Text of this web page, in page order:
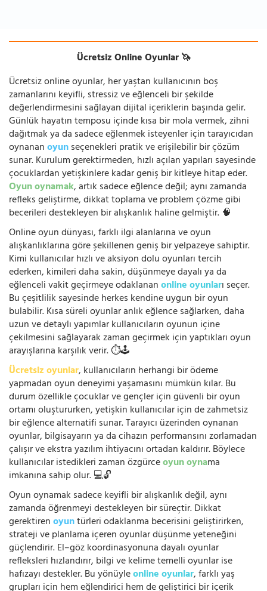
Ücretsiz Online Oyunlar 🦄
Ücretsiz online oyunlar, her yaştan kullanıcının boş
zamanlarını keyifli, stressiz ve eğlenceli bir şekilde
değerlendirmesini sağlayan dijital içeriklerin başında gelir.
Günlük hayatın temposu içinde kısa bir mola vermek, zihni
dağıtmak ya da sadece eğlenmek isteyenler için tarayıcıdan
oynananoyunseçenekleri pratik ve erişilebilir bir çözüm
sunar. Kurulum gerektirmeden, hızlı açılan yapıları sayesinde
çocuklardan yetişkinlere kadar geniş bir kitleye hitap eder.
Oyun oynamak, artık sadece eğlence değil; aynı zamanda
refleks geliştirme, dikkat toplama ve problem çözme gibi
becerileri destekleyen bir alışkanlık haline gelmiştir. 🧠
Online oyun dünyası, farklı ilgi alanlarına ve oyun
alışkanlıklarına göre şekillenen geniş bir yelpazeye sahiptir.
Kimi kullanıcılar hızlı ve aksiyon dolu oyunları tercih
ederken, kimileri daha sakin, düşünmeye dayalı ya da
eğlenceli vakit geçirmeye odaklananonline oyunları seçer.
Bu çeşitlilik sayesinde herkes kendine uygun bir oyun
bulabilir. Kısa süreli oyunlar anlık eğlence sağlarken, daha
uzun ve detaylı yapımlar kullanıcıların oyunun içine
çekilmesini sağlayarak zaman geçirmek için yaptıkları oyun
arayışlarına karşılık verir. ⏱️🕹️
Ücretsiz oyunlar, kullanıcıların herhangi bir ödeme
yapmadan oyun deneyimi yaşamasını mümkün kılar. Bu
durum özellikle çocuklar ve gençler için güvenli bir oyun
ortamı oluştururken, yetişkin kullanıcılar için de zahmetsiz
bir eğlence alternatifi sunar. Tarayıcı üzerinden oynanan
oyunlar, bilgisayarın ya da cihazın performansını zorlamadan
çalışır ve ekstra yazılım ihtiyacını ortadan kaldırır. Böylece
kullanıcılar istedikleri zaman özgürceoyun oynama
imkanına sahip olur. 💻🔓
Oyun oynamak sadece keyifli bir alışkanlık değil, aynı
zamanda öğrenmeyi destekleyen bir süreçtir. Dikkat
gerektirenoyuntürleri odaklanma becerisini geliştirirken,
strateji ve planlama içeren oyunlar düşünme yeteneğini
güçlendirir. El–göz koordinasyonuna dayalı oyunlar
refleksleri hızlandırır, bilgi ve kelime temelli oyunlar ise
hafızayı destekler. Bu yönüyleonline oyunlar, farklı yaş